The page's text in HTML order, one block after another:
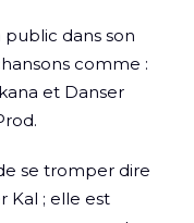
dans son
comme :
et Danser
se tromper dire
Kal ; elle est